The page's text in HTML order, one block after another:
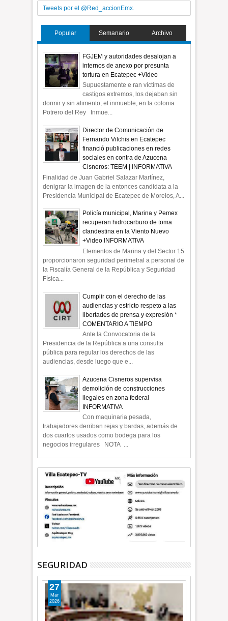
Tweets por el @Red_accionEmx.
Popular Semanario Archivo
FGJEM y autoridades desalojan a
internos de anexo por presunta
tortura en Ecatepec +Video
Supuestamente e ran víctimas de
castigos extremos, los dejaban sin
dormir y sin alimento; el inmueble, en la colonia
Potrero del Rey Inmue...
Director de Comunicación de
Fernando Vilchis en Ecatepec
financió publicaciones en redes
sociales en contra de Azucena
Cisneros: TEEM | INFORMATIVA
Finalidad de Juan Gabriel Salazar Martínez,
denigrar la imagen de la entonces candidata a la
Presidencia Municipal de Ecatepec de Morelos, A...
Policía municipal, Marina y Pemex
recuperan hidrocarburo de toma
clandestina en la Viento Nuevo
+Video INFORMATIVA
Elementos de Marina y del Sector 15
proporcionaron seguridad perimetral a personal de
la Fiscalía General de la República y Seguridad
Física...
Cumplir con el derecho de las
audiencias y estricto respeto a las
libertades de prensa y expresión *
COMENTARIO A TIEMPO
Ante la Convocatoria de la
Presidencia de la República a una consulta
pública para regular los derechos de las
audiencias, desde luego que e...
Azucena Cisneros supervisa
demolición de construcciones
ilegales en zona federal
INFORMATIVA
Con maquinaria pesada,
trabajadores derriban rejas y bardas, además de
dos cuartos usados como bodega para los
negocios irregulares NOTA ...
SEGURIDAD
27
Mar
2026